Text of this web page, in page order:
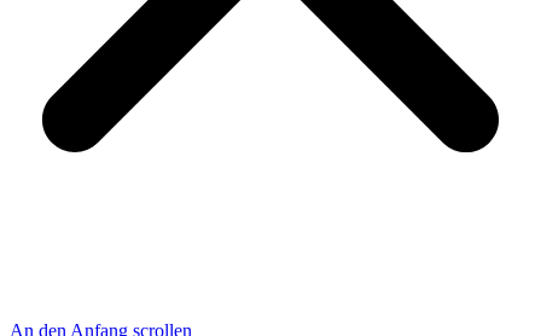
An den Anfang scrollen